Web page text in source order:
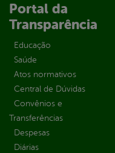
Portal da
Transparência
Educação
Saúde
Atos normativos
Central de Dúvidas
Convênios e
Transferências
Despesas
Diárias